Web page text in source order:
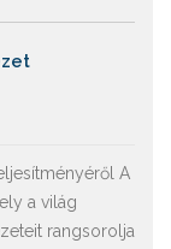
A
a világ
rangsorolja